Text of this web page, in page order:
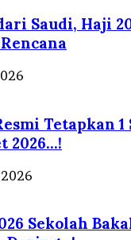
Saudi, Haji
Tetapkan 1
2026…!
Sekolah